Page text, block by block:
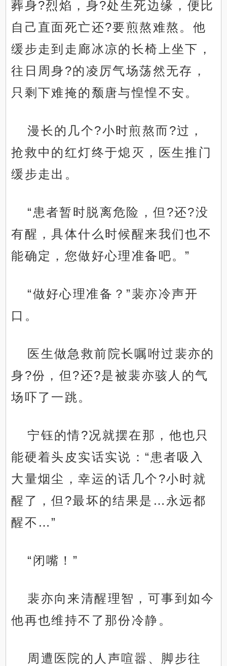
葬身?烈焰，身?处生死边缘，便比
自己直面死亡还?要煎熬难熬。他
缓步走到走廊冰凉的长椅上坐下，
往日周身?的凌厉气场荡然无存，
只剩下难掩的颓唐与惶惶不安。
漫长的几个?小时煎熬而?过，
抢救中的红灯终于熄灭，医生推门
缓步走出。
“患者暂时脱离危险，但?还?没
有醒，具体什么时候醒来我们也不
能确定，您做好心理准备吧。”
“做好心理准备？”裴亦冷声开
口。
医生做急救前院长嘱咐过裴亦的
身?份，但?还?是被裴亦骇人的气
场吓了一跳。
宁钰的情?况就摆在那，他也只
能硬着头皮实话实说：“患者吸入
大量烟尘，幸运的话几个?小时就
醒了，但?最坏的结果是…永远都
醒不…”
“闭嘴！”
裴亦向来清醒理智，可事到如今
他再也维持不了那份冷静。
周遭医院的人声喧嚣、脚步往